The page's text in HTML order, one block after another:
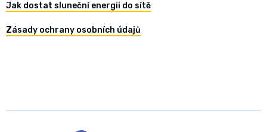
Jak dostat sluneční energii do sítě
Zásady ochrany osobních údajů